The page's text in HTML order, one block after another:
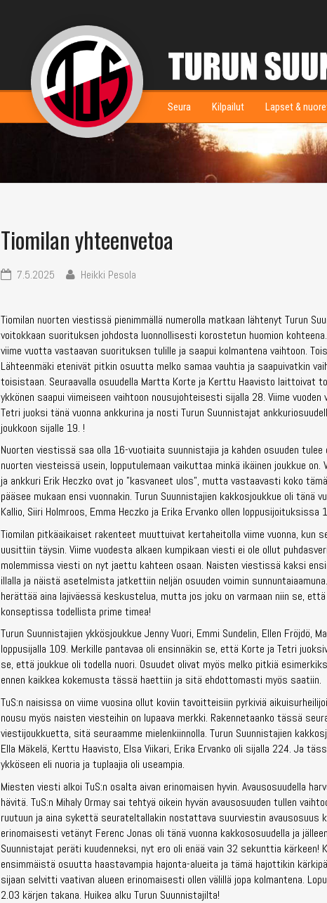
Seura Kilpailut Lapset &
Tiomilan yhteenvetoa
7.5.2025 Heikki Pesola
Tiomilan nuorten viestissä pienimmällä numerolla matkaan lähtenyt Turun
voitokkaan suorituksen johdosta luonnollisesti korostetun huomion
viime vuotta vastaavan suorituksen tulille ja saapui kolmantena vaihtoon.
Lähteenmäki etenivät pitkin osuutta melko samaa vauhtia ja saapuivatkin
toisistaan. Seuraavalla osuudella Martta Korte ja Kerttu Haavisto laittoivat
ykkönen saapui viimeiseen vaihtoon nousujohteisesti sijalla 28. Viime
Tetri juoksi tänä vuonna ankkurina ja nosti Turun Suunnistajat
joukkoon sijalle 19. !
Nuorten viestissä saa olla 16-vuotiaita suunnistajia ja kahden osuuden
nuorten viesteissä usein, lopputulemaan vaikuttaa minkä ikäinen joukkue on.
ja ankkuri Erik Heczko ovat jo ”kasvaneet ulos”, mutta vastaavasti koko
pääsee mukaan ensi vuonnakin. Turun Suunnistajien kakkosjoukkue oli tänä
Kallio, Siiri Holmroos, Emma Heczko ja Erika Ervanko ollen loppusijoituksissa
Tiomilan pitkäaikaiset rakenteet muuttuivat kertaheitolla viime vuonna, kun
uusittiin täysin. Viime vuodesta alkaen kumpikaan viesti ei ole ollut
molemmissa viesti on nyt jaettu kahteen osaan. Naisten viestissä kaksi
illalla ja näistä asetelmista jatkettiin neljän osuuden voimin
herättää aina lajiväessä keskustelua, mutta jos joku on varmaan niin se,
konseptissa todellista prime timea!
Turun Suunnistajien ykkösjoukkue Jenny Vuori, Emmi Sundelin, Ellen Fröjdö,
loppusijalla 109. Merkille pantavaa oli ensinnäkin se, että Korte ja Tetri
se, että joukkue oli todella nuori. Osuudet olivat myös melko pitkiä
ennen kaikkea kokemusta tässä haettiin ja sitä ehdottomasti myös saatiin.
TuS:n naisissa on viime vuosina ollut koviin tavoitteisiin pyrkiviä
nousu myös naisten viesteihin on lupaava merkki. Rakennetaanko tässä
viestijoukkuetta, sitä seuraamme mielenkiinnolla. Turun Suunnistajien
Ella Mäkelä, Kerttu Haavisto, Elsa Viikari, Erika Ervanko oli sijalla 224. Ja
ykköseen eli nuoria ja tuplaajia oli useampia.
Miesten viesti alkoi TuS:n osalta aivan erinomaisen hyvin. Avausosuudella
hävitä. TuS:n Mihaly Ormay sai tehtyä oikein hyvän avausosuuden tullen
ruutuun ja aina sykettä seurateltallakin nostattava suurviestin avausosuus
erinomaisesti vetänyt Ferenc Jonas oli tänä vuonna kakkososuudella ja
Suunnistajat peräti kuudenneksi, nyt ero oli enää vain 32 sekunttia kärkeen!
ensimmäistä osuutta haastavampia hajonta-alueita ja tämä hajottikin
sijaan selvitti vaativan alueen erinomaisesti ollen välillä jopa kolmantena.
2.03 kärjen takana. Huikea alku Turun Suunnistajilta!